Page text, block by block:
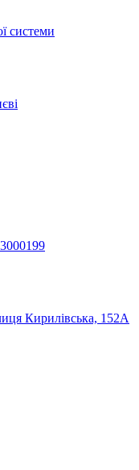
системи
Кирилівська, 152А